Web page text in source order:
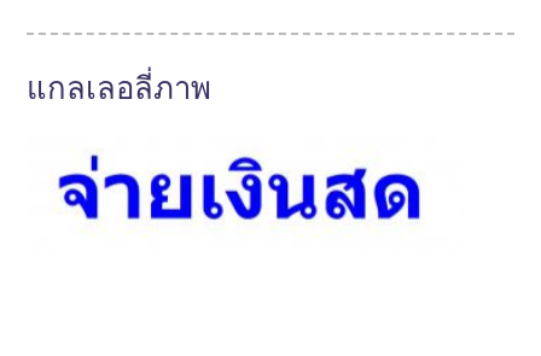
แกลเลอลี่ภาพ